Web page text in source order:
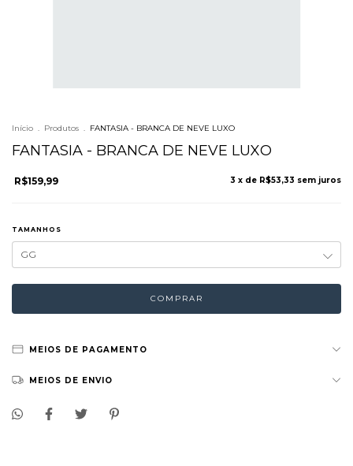
Início . Produtos . FANTASIA - BRANCA DE NEVE LUXO
FANTASIA - BRANCA DE NEVE LUXO
R$159,99 3 x de R$53,33 sem juros
TAMANHOS
MEIOS DE PAGAMENTO
MEIOS DE ENVIO